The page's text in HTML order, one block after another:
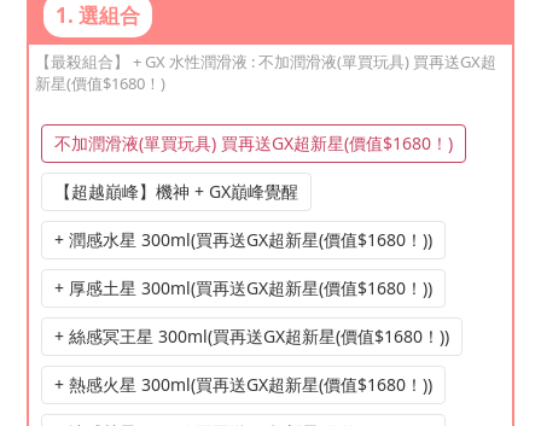
1. 選組合
【最殺組合】 + GX 水性潤滑液 : 不加潤滑液(單買玩具) 買再送GX超
新星(價值$1680！)
不加潤滑液(單買玩具) 買再送GX超新星(價值$1680！)
【超越巔峰】機神 + GX巔峰覺醒
+ 潤感水星 300ml(買再送GX超新星(價值$1680！))
+ 厚感土星 300ml(買再送GX超新星(價值$1680！))
+ 絲感冥王星 300ml(買再送GX超新星(價值$1680！))
+ 熱感火星 300ml(買再送GX超新星(價值$1680！))